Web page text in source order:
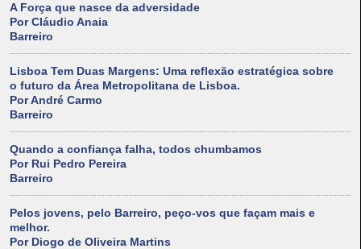
A Força que nasce da adversidade
Por Cláudio Anaia
Barreiro
Lisboa Tem Duas Margens: Uma reflexão estratégica sobre
o futuro da Área Metropolitana de Lisboa.
Por André Carmo
Barreiro
Quando a confiança falha, todos chumbamos
Por Rui Pedro Pereira
Barreiro
Pelos jovens, pelo Barreiro, peço-vos que façam mais e
melhor.
Por Diogo de Oliveira Martins